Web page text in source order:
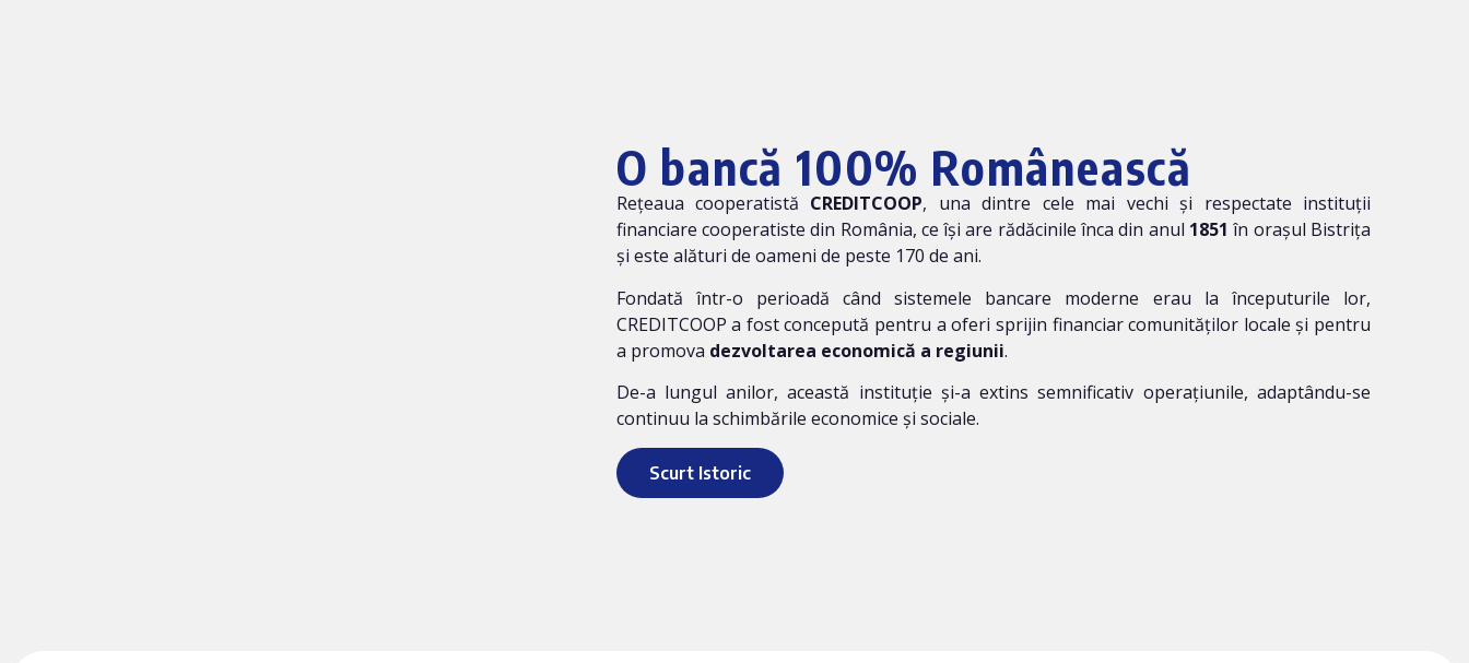
O bancă 100% Românească
Rețeaua cooperatistă CREDITCOOP, una dintre cele mai vechi și respectate instituții
financiare cooperatiste din România, ce își are rădăcinile înca din anul 1851 în orașul Bistrița
și este alături de oameni de peste 170 de ani.
Fondată într-o perioadă când sistemele bancare moderne erau la începuturile lor,
CREDITCOOP a fost concepută pentru a oferi sprijin financiar comunităților locale și pentru
a promova dezvoltarea economică a regiunii.
De-a lungul anilor, această instituție și-a extins semnificativ operațiunile, adaptându-se
continuu la schimbările economice și sociale.
Scurt Istoric